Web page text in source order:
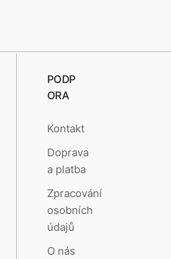
PODP
ORA
Kontakt
Doprava
a platba
Zpracování
osobních
údajů
O nás